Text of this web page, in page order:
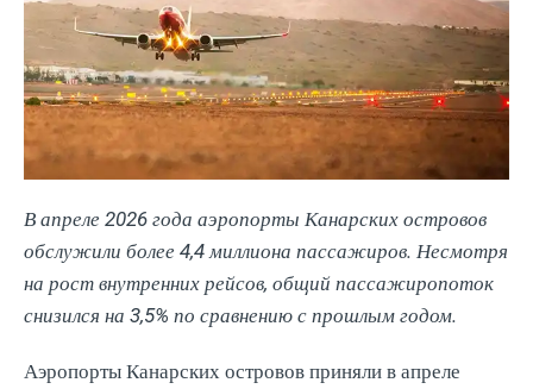
В апреле 2026 года аэропорты Канарских островов
обслужили более 4,4 миллиона пассажиров. Несмотря
на рост внутренних рейсов, общий пассажиропоток
снизился на 3,5% по сравнению с прошлым годом.
Аэропорты Канарских островов приняли в апреле